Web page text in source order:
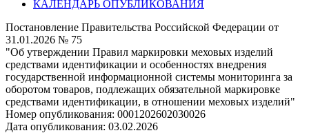
КАЛЕНДАРЬ ОПУБЛИКОВАНИЯ
Постановление Правительства Российской Федерации от
31.01.2026 № 75
"Об утверждении Правил маркировки меховых изделий
средствами идентификации и особенностях внедрения
государственной информационной системы мониторинга за
оборотом товаров, подлежащих обязательной маркировке
средствами идентификации, в отношении меховых изделий"
Номер опубликования: 0001202602030026
Дата опубликования: 03.02.2026